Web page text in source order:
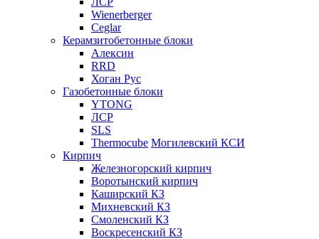
Wienerberger
Ceglar
Керамзитобетонные блоки
Алексин
RRD
Хоган Рус
Газобетонные блоки
YTONG
ЛСР
SLS
Thermocube Могилевский КСИ
Кирпич
Железногорский кирпич
Воротынский кирпич
Каширский КЗ
Михневский КЗ
Смоленский КЗ
Воскресенский КЗ